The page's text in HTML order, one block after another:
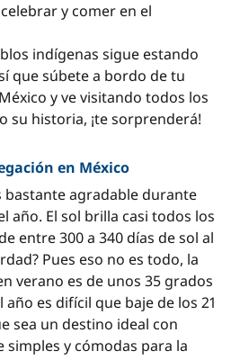
y comer en el
indígenas sigue estando
que súbete a bordo de tu
y ve visitando todos los
su historia, ¡te sorprenderá!
en México
bastante agradable durante
año. El sol brilla casi todos los
entre 300 a 340 días de sol al
Pues eso no es todo, la
verano es de unos 35 grados
es difícil que baje de los 21
sea un destino ideal con
simples y cómodas para la